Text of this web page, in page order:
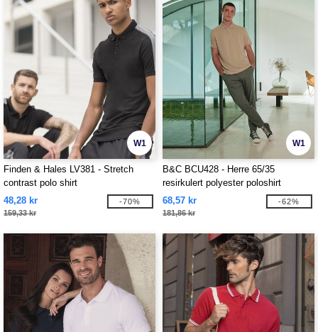
W1
Finden & Hales LV381 - Stretch
contrast polo shirt
48,28 kr
159,33 kr
-70%
W1
B&C BCU428 - Herre 65/35
resirkulert polyester poloshirt
68,57 kr
181,86 kr
-62%